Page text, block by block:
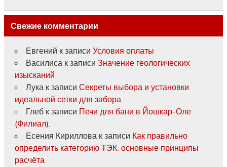
Свежие комментарии
Евгений к записи Условия оплаты
Василиса к записи Значение геологических
изысканий
Лука к записи Секреты выбора и установки
идеальной сетки для забора
Глебк записи Печи для бани в Йошкар-Оле
(Филиал).
Есения Кириллова к записи Как правильно
определить категорию ТЭК: основные принципы
расчёта